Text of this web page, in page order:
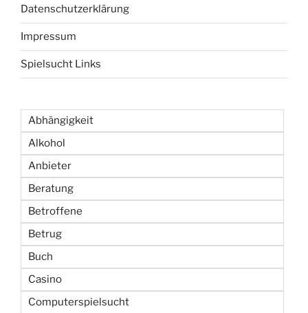
Datenschutzerklärung
Impressum
Spielsucht Links
Abhängigkeit
Alkohol
Anbieter
Beratung
Betroffene
Betrug
Buch
Casino
Computerspielsucht